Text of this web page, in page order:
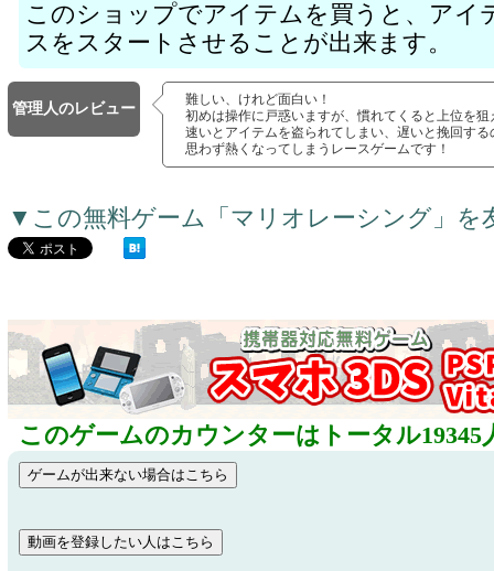
このショップでアイテムを買うと、アイ
スをスタートさせることが出来ます。
管理人のレビュー
難しい、けれど面白い！
初めは操作に戸惑いますが、慣れてくると上位を狙
速いとアイテムを盗られてしまい、遅いと挽回す
思わず熱くなってしまうレースゲームです！
▼この無料ゲーム「マリオレーシング」を
このゲームのカウンターはトータル19345